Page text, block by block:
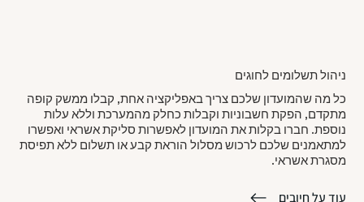
ניהול תשלומים לחוגים
כל מה שהמועדון שלכם צריך באפליקציה אחת, קבלו ממשק קופה
מתקדם, הפקת חשבוניות וקבלות כחלק מהמערכת וללא עלות
נוספת. חברו בקלות את המועדון לאפשרות סליקת אשראי ואפשרו
למתאמנים שלכם לרכוש מסלול הוראת קבע או תשלום ללא תפיסת
מסגרת אשראי.
עוד על חיובים